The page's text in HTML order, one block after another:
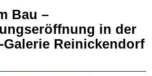
in der
Galerie Reinickendorf